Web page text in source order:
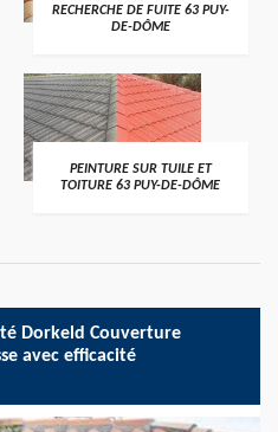
RECHERCHE DE FUITE 63 PUY-
DE-DÔME
PEINTURE SUR TUILE ET
TOITURE 63 PUY-DE-DÔME
Dorkeld Couverture
avec efficacité